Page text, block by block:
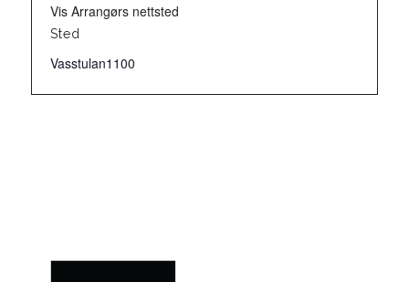
Vis Arrangørs nettsted
Sted
Vasstulan1100